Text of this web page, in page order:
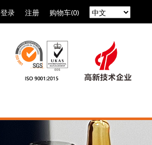
登录 注册 购物车(0)